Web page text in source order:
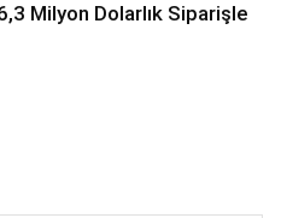
Milyon Dolarlık Siparişle